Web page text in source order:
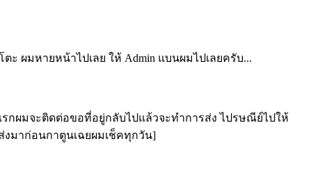
ผมหายหน้าไปเลย ให้ Admin แบนผมไปเลยครับ...
กผมจะติดต่อขอที่อยู่กลับไปแล้วจะทำการส่ง ไปรษณีย์ไปให้
งมาก่อนกาตูนเฉยผมเช็คทุกวัน]